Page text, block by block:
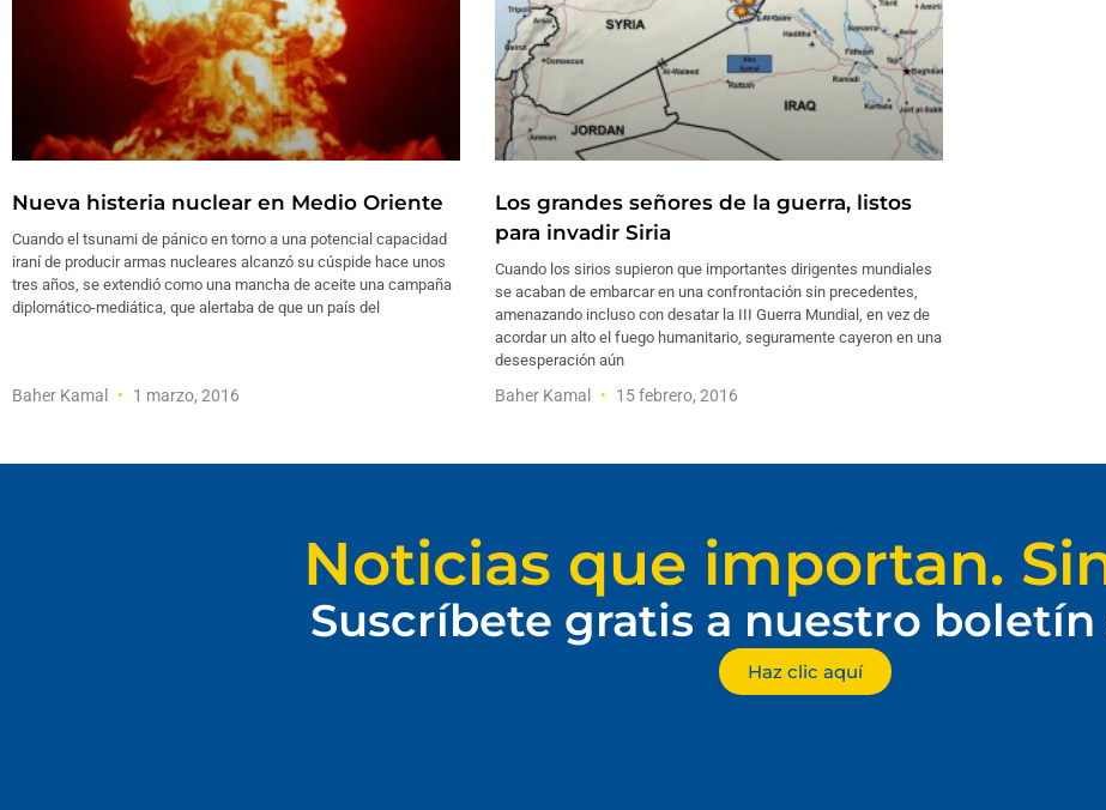
Nueva histeria nuclear en Medio Oriente
Cuando el tsunami de pánico en torno a una potencial capacidad
iraní de producir armas nucleares alcanzó su cúspide hace unos
tres años, se extendió como una mancha de aceite una campaña
diplomático-mediática, que alertaba de que un país del
Baher Kamal 1 marzo, 2016
Los grandes señores de la guerra, listos
para invadir Siria
Cuando los sirios supieron que importantes dirigentes mundiales
se acaban de embarcar en una confrontación sin precedentes,
amenazando incluso con desatar la III Guerra Mundial, en vez de
acordar un alto el fuego humanitario, seguramente cayeron en una
desesperación aún
Baher Kamal 15 febrero, 2016
Noticias que importan.
Suscríbete gratis a nuestro boletín
Haz clic aquí